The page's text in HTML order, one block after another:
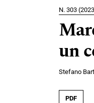
N. 303
un
Stefano
PDF